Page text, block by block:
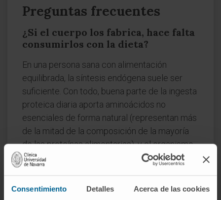
Consentimiento Detalles Acerca de las cookies
Preguntas frecuentes
¿Si el cuerpo los fabrica, hace falta
consumirlos con la dieta?
En una persona sana con alimentación
equilibrada, la síntesis endógena suele ser
suficiente. Con todo, buena parte de la ingesta
proteica diaria aporta aminoácidos no
esenciales de forma natural (representan más
de la mitad de la composición de la mayoría
de las proteínas alimentarias), y el organismo
los aprovecha sin inconveniente.
¿Es lo mismo un aminoácido no
esencial que uno prescindible?